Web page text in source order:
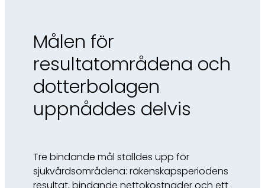
Målen för
resultatområdena och
dotterbolagen
uppnåddes delvis
Tre bindande mål ställdes upp för
sjukvårdsområdena: räkenskapsperiodens
resultat, bindande nettokostnader och ett